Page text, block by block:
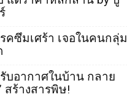
คซึมเศร้า เจอในคนกลุ่ม
บอากาศในบ้าน กลาย
สร้างสารพิษ!